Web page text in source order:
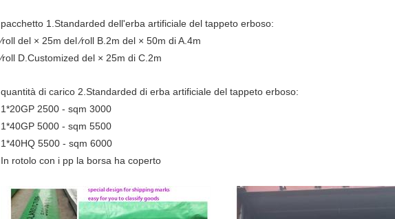
pacchetto 1.Standarded dell'erba artificiale del tappeto erboso:
⁄roll del × 25m del ⁄roll B.2m del × 50m di A.4m
⁄roll D.Customized del × 25m di C.2m
quantità di carico 2.Standarded di erba artificiale del tappeto erboso:
1*20GP 2500 - sqm 3000
1*40GP 5000 - sqm 5500
1*40HQ 5500 - sqm 6000
In rotolo con i pp la borsa ha coperto